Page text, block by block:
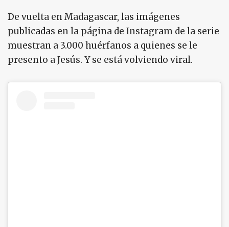
De vuelta en Madagascar, las imágenes
publicadas en la página de Instagram de la serie
muestran a 3.000 huérfanos a quienes se le
presento a Jesús. Y se está volviendo viral.